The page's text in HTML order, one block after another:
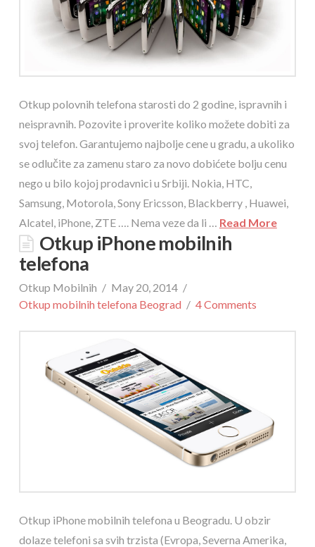
Otkup polovnih telefona starosti do 2 godine, ispravnih i
neispravnih. Pozovite i proverite koliko možete dobiti za
svoj telefon. Garantujemo najbolje cene u gradu, a ukoliko
se odlučite za zamenu staro za novo dobićete bolju cenu
nego u bilo kojoj prodavnici u Srbiji. Nokia, HTC,
Samsung, Motorola, Sony Ericsson, Blackberry , Huawei,
Alcatel, iPhone, ZTE …. Nema veze da li … Read More
Otkup iPhone mobilnih
telefona
Otkup Mobilnih
May 20, 2014
Otkup mobilnih telefona Beograd
4 Comments
Otkup iPhone mobilnih telefona u Beogradu. U obzir
dolaze telefoni sa svih trzista (Evropa, Severna Amerika,